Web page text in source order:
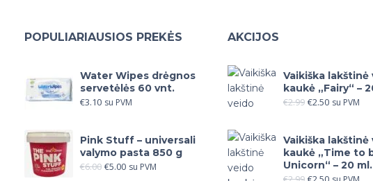
POPULIARIAUSIOS PREKĖS
Water Wipes drėgnos
servetėlės 60 vnt.
€3.10 su PVM
Pink Stuff – universali
valymo pasta 850 g
€6.00 €5.00 su PVM
AKCIJOS
Vaikiška lakštinė
kaukė „Fairy“ –
€2.99 €2.50 su PVM
Vaikiška lakštinė
kaukė „Time to
Unicorn“ – 20 ml.